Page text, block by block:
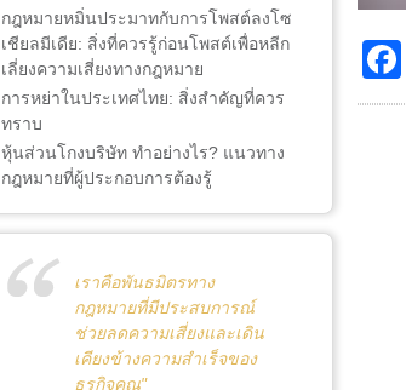
กฎหมายหมิ่นประมาทกับการโพสต์ลงโซ
เชียลมีเดีย: สิ่งที่ควรรู้ก่อนโพสต์เพื่อหลีก
เลี่ยงความเสี่ยงทางกฎหมาย
การหย่าในประเทศไทย: สิ่งสำคัญที่ควร
ทราบ
หุ้นส่วนโกงบริษัท ทำอย่างไร? แนวทาง
กฎหมายที่ผู้ประกอบการต้องรู้
เราคือพันธมิตรทาง
กฎหมายที่มีประสบการณ์
ช่วยลดความเสี่ยงและเดิน
เคียงข้างความสำเร็จของ
ธุรกิจคุณ"